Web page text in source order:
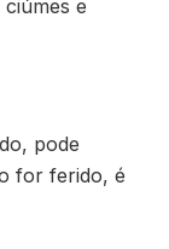
e
pode
for ferido, é